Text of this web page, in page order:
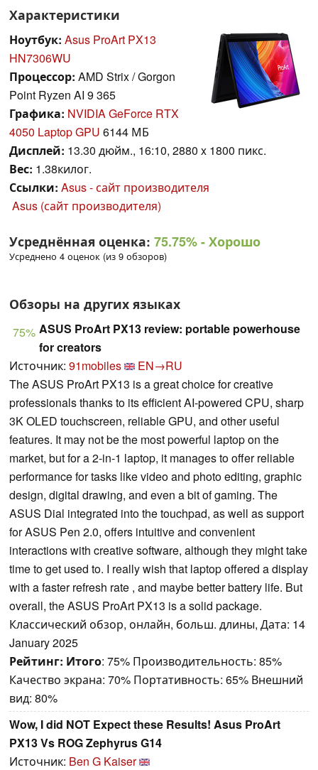
Характеристики
Ноутбук: Asus ProArt PX13
HN7306WU
Процессор: AMD Strix / Gorgon
Point Ryzen AI 9 365
Графика: NVIDIA GeForce RTX
4050 Laptop GPU 6144 МБ
Дисплей: 13.30 дюйм., 16:10, 2880 x 1800 пикс.
Вес: 1.38килог.
Ссылки: Asus - сайт производителя
Asus (сайт производителя)
Усреднённая оценка: 75.75%- Хорошо
Усреднено 4 оценок (из 9 обзоров)
Обзоры на других языках
75% ASUS ProArt PX13 review: portable powerhouse
for creators
Источник: 91mobiles
EN→RU
The ASUS ProArt PX13 is a great choice for creative
professionals thanks to its efficient AI-powered CPU, sharp
3K OLED touchscreen, reliable GPU, and other useful
features. It may not be the most powerful laptop on the
market, but for a 2-in-1 laptop, it manages to offer reliable
performance for tasks like video and photo editing, graphic
design, digital drawing, and even a bit of gaming. The
ASUS Dial integrated into the touchpad, as well as support
for ASUS Pen 2.0, offers intuitive and convenient
interactions with creative software, although they might take
time to get used to. I really wish that laptop offered a display
with a faster refresh rate , and maybe better battery life. But
overall, the ASUS ProArt PX13 is a solid package.
Классический обзор, онлайн, больш. длины, Дата: 14
January 2025
Рейтинг: Итого: 75% Производительность: 85%
Качество экрана: 70% Портативность: 65% Внешний
вид: 80%
Wow, I did NOT Expect these Results! Asus ProArt
PX13 Vs ROG Zephyrus G14
Источник: Ben G Kaiser